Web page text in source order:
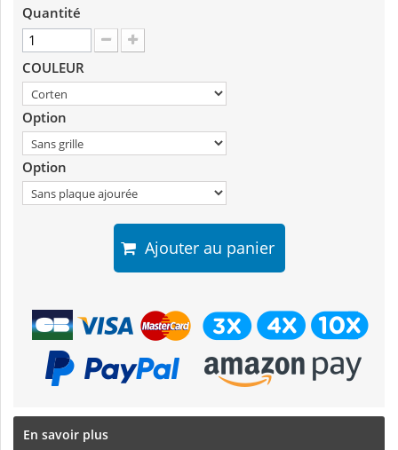
Quantité
COULEUR
Option
Option
Ajouter au panier
En savoir plus